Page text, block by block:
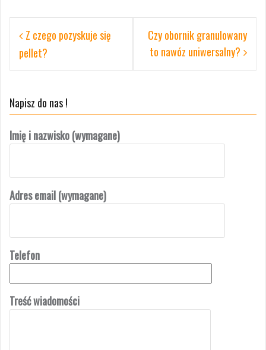
Nawigacja
wpisu
Z czego pozyskuje się
pellet?
Czy obornik granulowany
to nawóz uniwersalny?
Napisz do nas !
Imię i nazwisko (wymagane)
Adres email (wymagane)
Telefon
Treść wiadomości